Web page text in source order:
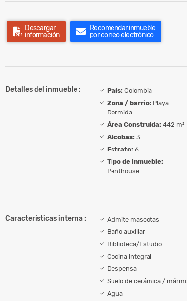
Descargar
información
Recomendar inmueble
por correo electrónico
Detalles del inmueble : País: Colombia
Zona / barrio: Playa
Dormida
Área Construida: 442 m²
Alcobas: 3
Estrato: 6
Tipo de inmueble:
Penthouse
Características interna : Admite mascotas
Baño auxiliar
Biblioteca/Estudio
Cocina integral
Despensa
Suelo de cerámica /
Agua